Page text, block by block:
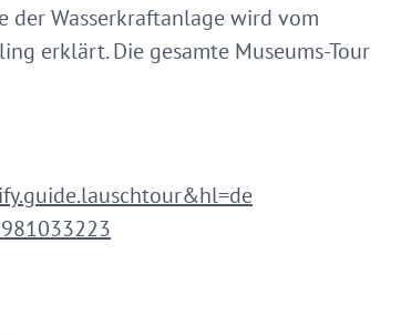
der Wasserkraftanlage wird vom
erklärt. Die gesamte Museums-Tour